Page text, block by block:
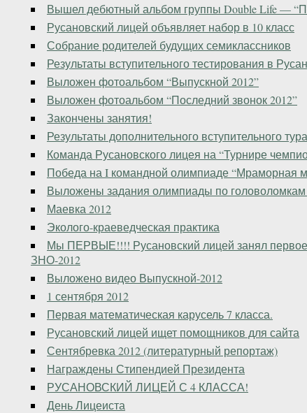
Вышел дебютный альбом группы Double Life —
Русановский лицей объявляет набор в 10 класс
Собрание родителей будущих семиклассников
Результаты вступительного тестирования в
Выложен фотоальбом “Выпускной 2012”
Выложен фотоальбом “Последний звонок 2012”
Закончены занятия!
Результаты дополнительного вступительного тура
Команда Русановского лицея на “Турнире
Победа на I командной олимпиаде “Мраморная
Выложены задания олимпиады по головоломкам
Маевка 2012
Эколого-краеведческая практика
Мы ПЕРВЫЕ!!!! Русановский лицей занял первое
ЗНО-2012
Выложено видео Выпускной-2012
1 сентября 2012
Первая математическая карусель 7 класса.
Русановский лицей ищет помощников для сайта
Сентябревка 2012 (литературный репортаж)
Награждены Стипендией Президента
РУСАНОВСКИЙ ЛИЦЕЙ С 4 КЛАССА!
День Лицеиста